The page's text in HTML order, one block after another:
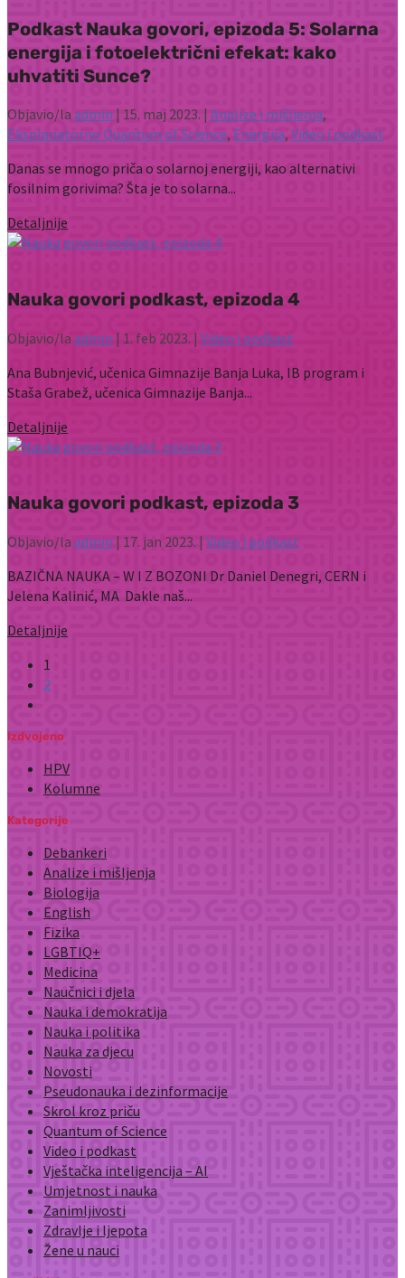
Podkast Nauka govori, epizoda 5: Solarna
energija i fotoelektrični efekat: kako
uhvatiti Sunce?
Objavio/la admin | 15. maj 2023. | Analize i mišljenja,
Eksplanatorno Quantum of Science, Energija, Video i podkast
Danas se mnogo priča o solarnoj energiji, kao alternativi
fosilnim gorivima? Šta je to solarna...
Detaljnije
Nauka govori podkast, epizoda 4
Objavio/la admin | 1. feb 2023. | Video i podkast
Ana Bubnjević, učenica Gimnazije Banja Luka, IB program i
Staša Grabež, učenica Gimnazije Banja...
Detaljnije
Nauka govori podkast, epizoda 3
Objavio/la admin | 17. jan 2023. | Video i podkast
BAZIČNA NAUKA – W I Z BOZONI Dr Daniel Denegri, CERN i
Jelena Kalinić, MA Dakle naš...
Detaljnije
1
2
Izdvojeno
HPV
Kolumne
Kategorije
Debankeri
Analize i mišljenja
Biologija
English
Fizika
LGBTIQ+
Medicina
Naučnici i djela
Nauka i demokratija
Nauka i politika
Nauka za djecu
Novosti
Pseudonauka i dezinformacije
Skrol kroz priču
Quantum of Science
Video i podkast
Vještačka inteligencija – AI
Umjetnost i nauka
Zanimljivosti
Zdravlje i ljepota
Žene u nauci